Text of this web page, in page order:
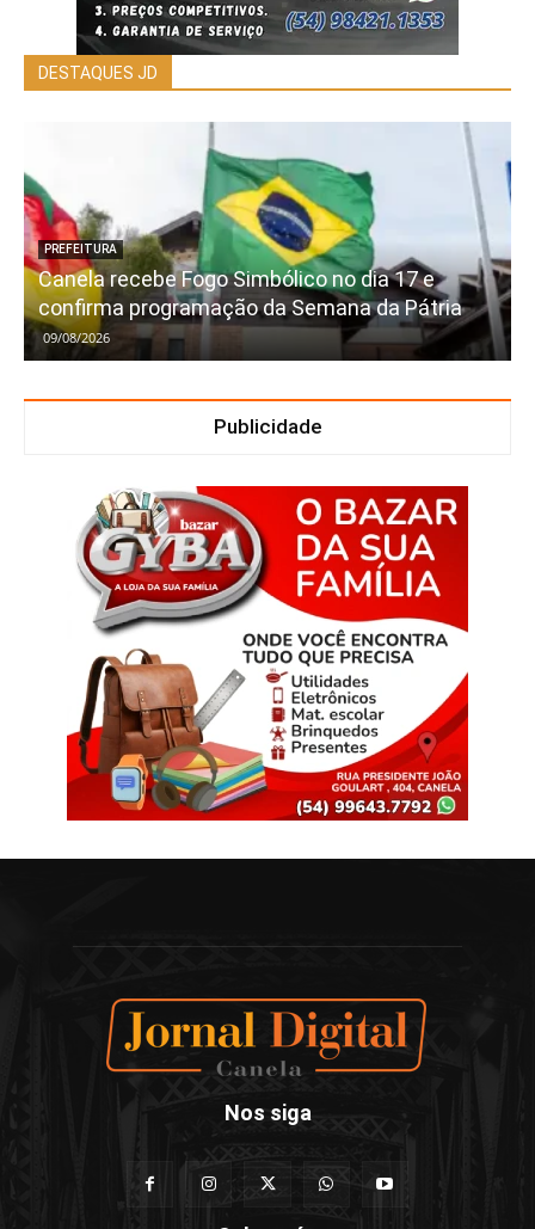
DESTAQUES JD
PREFEITURA
Canela recebe Fogo Simbólico no dia 17 e
confirma programação da Semana da Pátria
09/08/2026
Publicidade
Nos siga